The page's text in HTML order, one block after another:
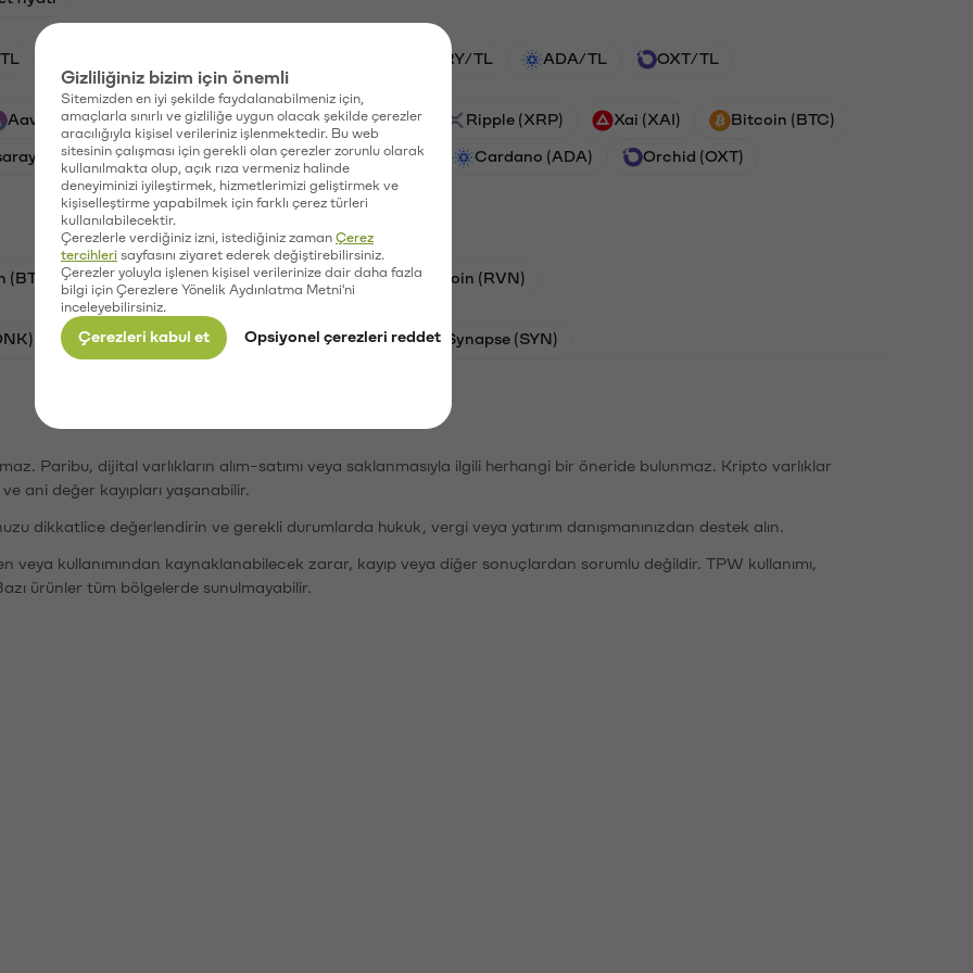
VANRY/TL ADA/TL OXT/TL
Aave (AAVE) PSG (PSG) Waves (WAVES) Ripple (XRP) Xai (XAI) Bitcoin (BTC)
(GAL) Vanar (VANRY) Ethereum (ETH) Cardano (ADA) Orchid (OXT)
Tron (TRX) Litecoin (LTC) Ravencoin (RVN)
Ethereum (ETH) Avalanche (AVAX) Synapse (SYN)
Paribu, dijital varlıkların alım-satımı veya saklanmasıyla ilgili herhangi bir öneride bulunmaz. Kripto varlıklar
ani değer kayıpları yaşanabilir.
dikkatlice değerlendirin ve gerekli durumlarda hukuk, vergi veya yatırım danışmanınızdan destek alın.
kullanımından kaynaklanabilecek zarar, kayıp veya diğer sonuçlardan sorumlu değildir. TPW kullanımı,
ürünler tüm bölgelerde sunulmayabilir.
Gizliliğiniz bizim için önemli
Sitemizden en iyi şekilde faydalanabilmeniz için,
amaçlarla sınırlı ve gizliliğe uygun olacak şekilde çerezler
aracılığıyla kişisel verileriniz işlenmektedir. Bu web
sitesinin çalışması için gerekli olan çerezler zorunlu olarak
kullanılmakta olup, açık rıza vermeniz halinde
deneyiminizi iyileştirmek, hizmetlerimizi geliştirmek ve
kişiselleştirme yapabilmek için farklı çerez türleri
kullanılabilecektir.
Çerezlerle verdiğiniz izni, istediğiniz zaman Çerez
tercihleri sayfasını ziyaret ederek değiştirebilirsiniz.
Çerezler yoluyla işlenen kişisel verilerinize dair daha fazla
bilgi için Çerezlere Yönelik Aydınlatma Metni'ni
inceleyebilirsiniz.
Çerezleri kabul et Opsiyonel çerezleri reddet